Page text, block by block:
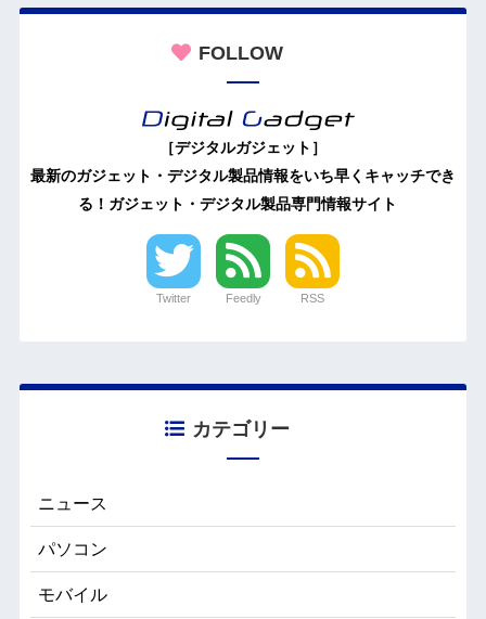
FOLLOW
［デジタルガジェット］
最新のガジェット・デジタル製品情報をいち早くキャッチでき
る！ガジェット・デジタル製品専門情報サイト
Twitter Feedly RSS
カテゴリー
ニュース
パソコン
モバイル